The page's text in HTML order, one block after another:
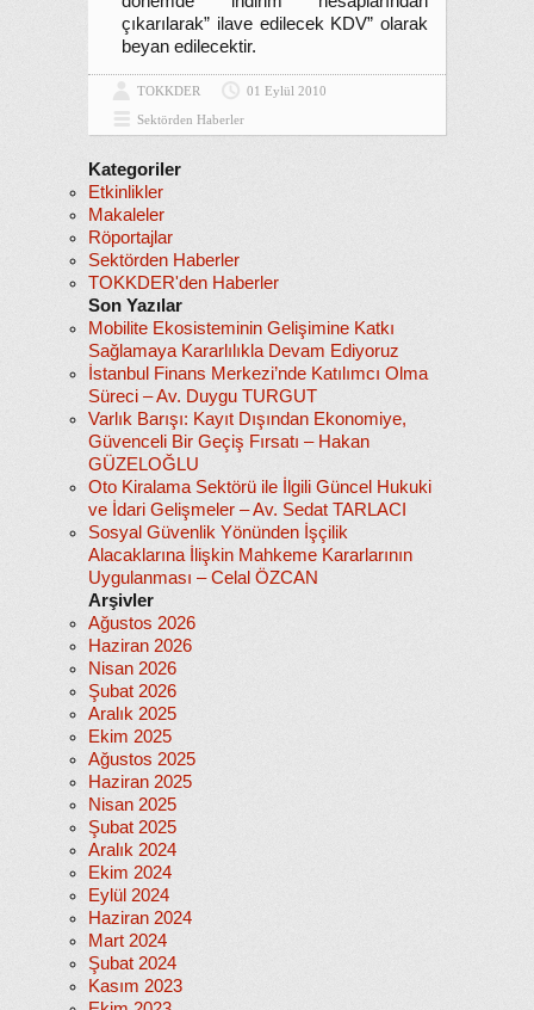
çıkarılarak” ilave edilecek KDV” olarak
beyan edilecektir.
TOKKDER
01 Eylül 2010
Sektörden Haberler
Kategoriler
Etkinlikler
Makaleler
Röportajlar
Sektörden Haberler
TOKKDER'den Haberler
Son Yazılar
Mobilite Ekosisteminin Gelişimine Katkı
Sağlamaya Kararlılıkla Devam Ediyoruz
İstanbul Finans Merkezi’nde Katılımcı Olma
Süreci – Av. Duygu TURGUT
Varlık Barışı: Kayıt Dışından Ekonomiye,
Güvenceli Bir Geçiş Fırsatı – Hakan
GÜZELOĞLU
Oto Kiralama Sektörü ile İlgili Güncel Hukuki
ve İdari Gelişmeler – Av. Sedat TARLACI
Sosyal Güvenlik Yönünden İşçilik
Alacaklarına İlişkin Mahkeme Kararlarının
Uygulanması – Celal ÖZCAN
Arşivler
Ağustos 2026
Haziran 2026
Nisan 2026
Şubat 2026
Aralık 2025
Ekim 2025
Ağustos 2025
Haziran 2025
Nisan 2025
Şubat 2025
Aralık 2024
Ekim 2024
Eylül 2024
Haziran 2024
Mart 2024
Şubat 2024
Kasım 2023